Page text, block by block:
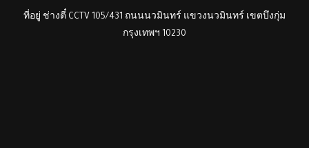
ที่อยู่ ช่างตี๋ CCTV 105/431 ถนนนวมินทร์ แขวงนวมินทร์ เขตบึงกุ่ม
กรุงเทพฯ 10230